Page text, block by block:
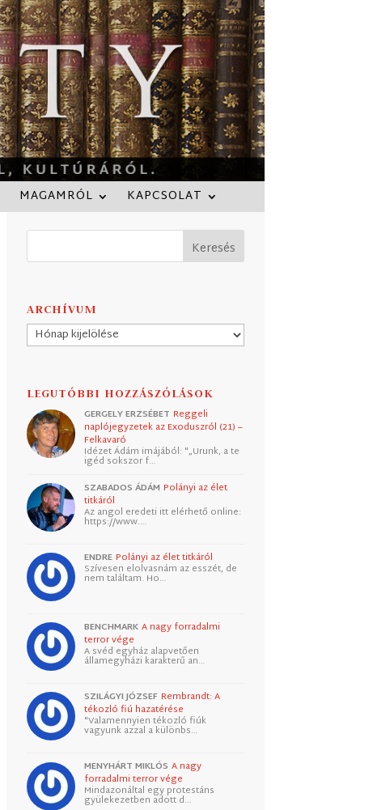
MAGAMRÓL KAPCSOLAT
ARCHÍVUM
Archívum
LEGUTÓBBI HOZZÁSZÓLÁSOK
GERGELY ERZSÉBET Reggeli
naplójegyzetek az Exoduszról (21) –
Felkavaró
Idézet Ádám imájából: "„Urunk, a te
igéd sokszor f…
SZABADOS ÁDÁM Polányi az élet
titkáról
Az angol eredeti itt elérhető online:
https://www.…
ENDRE Polányi az élet titkáról
Szívesen elolvasnám az esszét, de
nem találtam. Ho…
BENCHMARK A nagy forradalmi
terror vége
A svéd egyház alapvetően
államegyházi karakterű an…
SZILÁGYI JÓZSEF Rembrandt: A
tékozló fiú hazatérése
"Valamennyien tékozló fiúk
vagyunk azzal a különbs…
MENYHÁRT MIKLÓS A nagy
forradalmi terror vége
Mindazonáltal egy protestáns
gyülekezetben adott d…